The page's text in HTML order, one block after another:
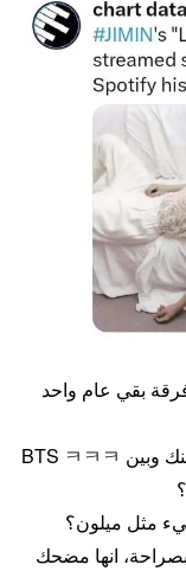
بقي عام واحد
انظر إلى الفرق في المكانة الاجتماعية بينك وبين BTS ㅋㅋㅋ
مثل ميلون؟
انها مضحك